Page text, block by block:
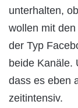
unterhalten,
wollen mit
der Typ
beide Kanäle.
dass es eben
zeitintensiv.